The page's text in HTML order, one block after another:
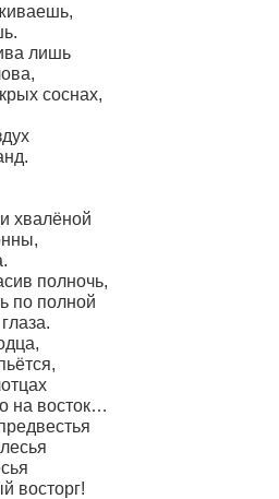
лишь
соснах,
хвалёной
полночь,
по полной
на восток…
восторг!